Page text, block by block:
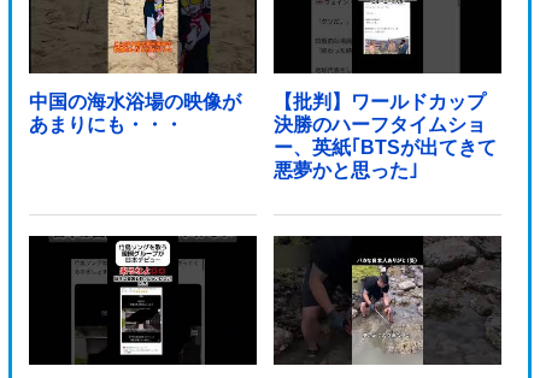
中国の海水浴場の映像が
あまりにも・・・
【批判】ワールドカップ
決勝のハーフタイムショ
ー、英紙｢BTSが出てきて
悪夢かと思った｣